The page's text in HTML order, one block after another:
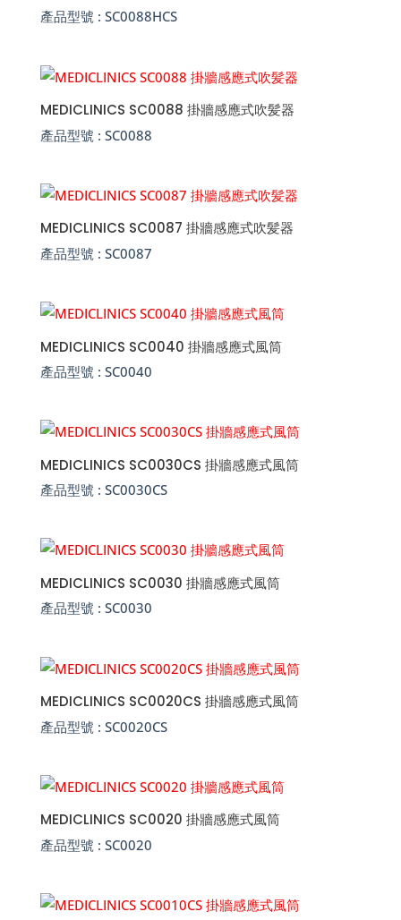
產品型號 : SC0088HCS
MEDICLINICS SC0088 掛牆感應式吹髪器
產品型號 : SC0088
MEDICLINICS SC0087 掛牆感應式吹髪器
產品型號 : SC0087
MEDICLINICS SC0040 掛牆感應式風筒
產品型號 : SC0040
MEDICLINICS SC0030CS 掛牆感應式風筒
產品型號 : SC0030CS
MEDICLINICS SC0030 掛牆感應式風筒
產品型號 : SC0030
MEDICLINICS SC0020CS 掛牆感應式風筒
產品型號 : SC0020CS
MEDICLINICS SC0020 掛牆感應式風筒
產品型號 : SC0020